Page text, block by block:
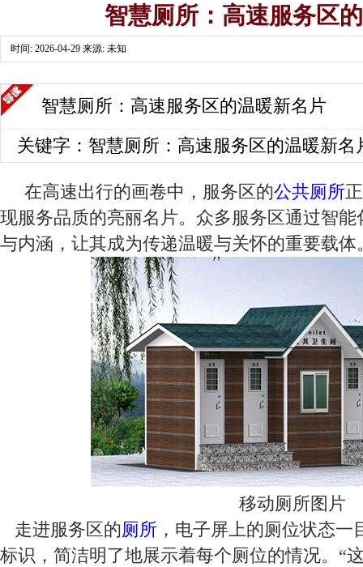
智慧厕所：高速服务区
时间: 2026-04-29 来源: 未知
智慧厕所：高速服务区的温暖新名片
关键字：智慧厕所：高速服务区的温暖新名
在高速出行的画卷中，服务区的公共厕所
现服务品质的亮丽名片。众多服务区通过智
与内涵，让其成为传递温暖与关怀的重要载体
移动厕所图片
走进服务区的厕所 ，电子屏上的厕位状态
标识，简洁明了地展示着每个厕位的情况。“